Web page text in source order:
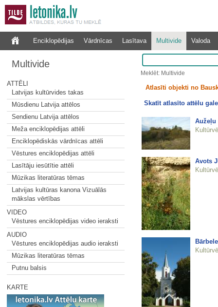
Enciklopēdijas Vārdnīcas Lasītava Multivide Valoda
Multivide
ATTĒLI
Latvijas kultūrvides takas
Mūsdienu Latvija attēlos
Sendienu Latvija attēlos
Meža enciklopēdijas attēli
Enciklopēdiskās vārdnīcas attēli
Vēstures enciklopēdijas attēli
Lasītāju iesūtītie attēli
Mūzikas literatūras tēmas
Latvijas kultūras kanona Vizuālās
mākslas vērtības
VIDEO
Vēstures enciklopēdijas video ieraksti
AUDIO
Vēstures enciklopēdijas audio ieraksti
Mūzikas literatūras tēmas
Putnu balsis
KARTE
Meklēt: Multivide
Atlasīti objekti no
Skatīt atlasīto attēlu
Aužeļu
Avots